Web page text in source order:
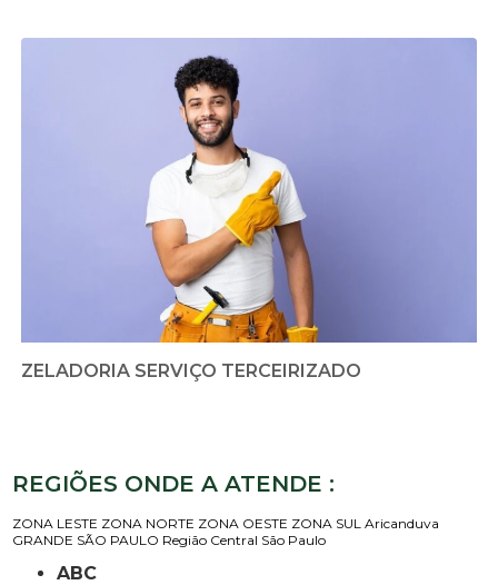
ZELADORIA SERVIÇO TERCEIRIZADO
REGIÕES ONDE A ATENDE :
ZONA LESTE ZONA NORTE ZONA OESTE ZONA SUL Aricanduva
GRANDE SÃO PAULO Região Central São Paulo
ABC